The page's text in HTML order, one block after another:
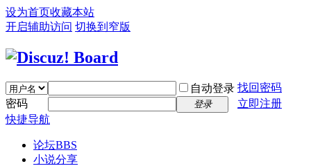
设为首页收藏本站
开启辅助访问 切换到窄版
自动登录 找回密码
密码
登录
立即注册
快捷导航
论坛BBS
小说分享